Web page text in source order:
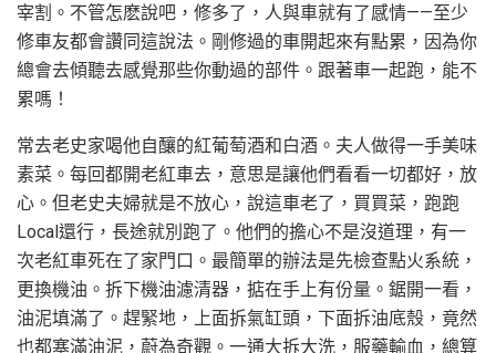
宰割。不管怎麽說吧，修多了，人與車就有了感情——至少
修車友都會讚同這說法。剛修過的車開起來有點累，因為你
總會去傾聽去感覺那些你動過的部件。跟著車一起跑，能不
累嗎！
常去老史家喝他自釀的紅葡萄酒和白酒。夫人做得一手美味
素菜。每回都開老紅車去，意思是讓他們看看一切都好，放
心。但老史夫婦就是不放心，說這車老了，買買菜，跑跑
Local還行，長途就別跑了。他們的擔心不是沒道理，有一
次老紅車死在了家門口。最簡單的辦法是先檢查點火系統，
更換機油。拆下機油濾清器，掂在手上有份量。鋸開一看，
油泥填滿了。趕緊地，上面拆氣缸頭，下面拆油底殼，竟然
也都塞滿油泥，蔚為奇觀。一通大拆大洗，服藥輸血，總算